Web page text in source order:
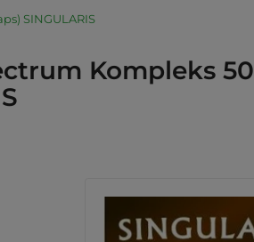
SINGULARIS
Kompleks